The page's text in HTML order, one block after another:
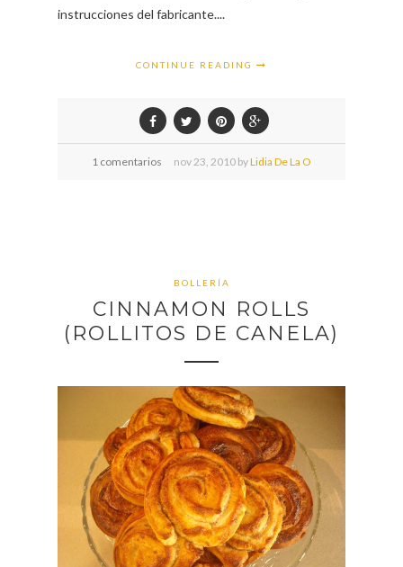
instrucciones del fabricante....
CONTINUE READING
1 comentarios nov23, 2010 byLidia De La O
BOLLERÍA
CINNAMON ROLLS
(ROLLITOS DE CANELA)